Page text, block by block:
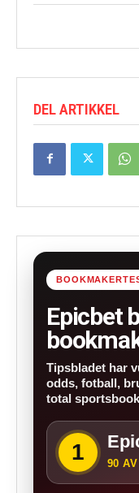
DEL ARTIKKEL
Epicbet
Tipsbladet har
odds, fotball,
total
1 90